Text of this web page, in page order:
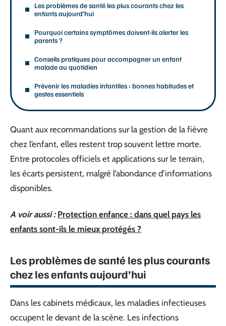
Les problèmes de santé les plus courants chez les
enfants aujourd’hui
Pourquoi certains symptômes doivent-ils alerter les
parents ?
Conseils pratiques pour accompagner un enfant
malade au quotidien
Prévenir les maladies infantiles : bonnes habitudes et
gestes essentiels
Quant aux recommandations sur la gestion de la fièvre
chez l’enfant, elles restent trop souvent lettre morte.
Entre protocoles officiels et applications sur le terrain,
les écarts persistent, malgré l’abondance d’informations
disponibles.
A voir aussi : Protection enfance : dans quel pays les
enfants sont-ils le mieux protégés ?
Les problèmes de santé les plus courants
chez les enfants aujourd’hui
Dans les cabinets médicaux, les maladies infectieuses
occupent le devant de la scène. Les infections